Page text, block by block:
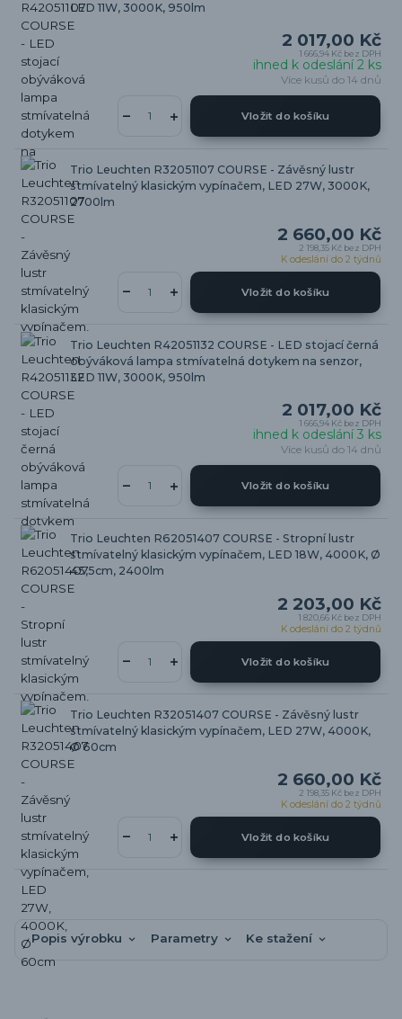
LED 11W, 3000K, 950lm
2 017,00 Kč
1 666,94 Kč bez DPH
ihned k odeslání 2 ks
Více kusů do 14 dnů
Vložit do košíku
Trio Leuchten R32051107 COURSE - Závěsný lustr
stmívatelný klasickým vypínačem, LED 27W, 3000K,
2700lm
2 660,00 Kč
2 198,35 Kč bez DPH
K odeslání do 2 týdnů
Vložit do košíku
Trio Leuchten R42051132 COURSE - LED stojací černá
obýváková lampa stmívatelná dotykem na senzor,
LED 11W, 3000K, 950lm
2 017,00 Kč
1 666,94 Kč bez DPH
ihned k odeslání 3 ks
Více kusů do 14 dnů
Vložit do košíku
Trio Leuchten R62051407 COURSE - Stropní lustr
stmívatelný klasickým vypínačem, LED 18W, 4000K, Ø
45,5cm, 2400lm
2 203,00 Kč
1 820,66 Kč bez DPH
K odeslání do 2 týdnů
Vložit do košíku
Trio Leuchten R32051407 COURSE - Závěsný lustr
stmívatelný klasickým vypínačem, LED 27W, 4000K,
Ø 60cm
2 660,00 Kč
2 198,35 Kč bez DPH
K odeslání do 2 týdnů
Vložit do košíku
Popis výrobku Parametry Ke stažení